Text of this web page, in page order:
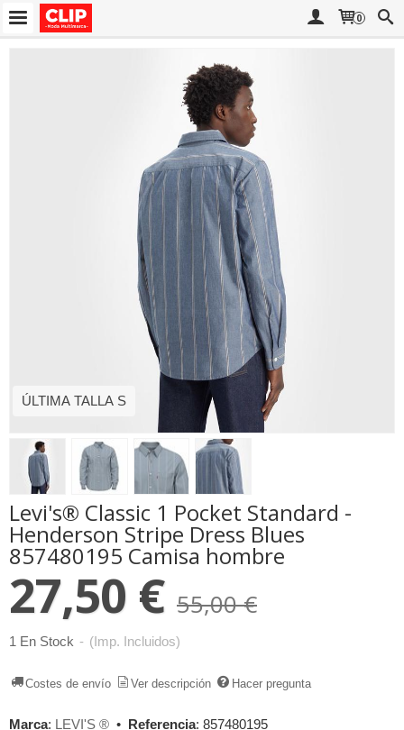
0
ÚLTIMA TALLA S
Levi's® Classic 1 Pocket Standard -
Henderson Stripe Dress Blues
857480195 Camisa hombre
27,50 € 55,00 €
1 En Stock - (Imp. Incluidos)
Costes de envío Ver descripción Hacer pregunta
Marca: LEVI'S ® • Referencia: 857480195